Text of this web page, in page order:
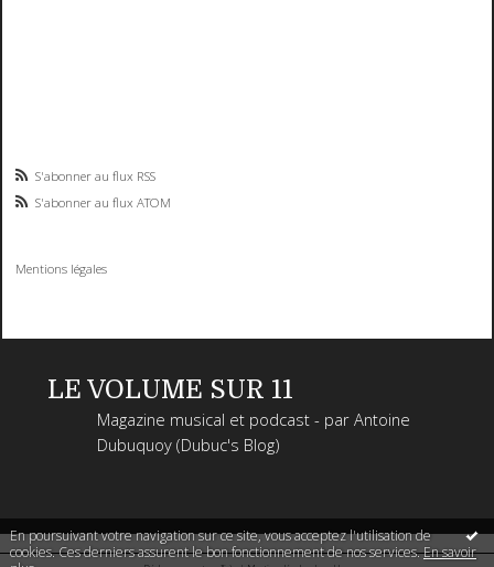
En poursuivant votre navigation sur ce site, vous acceptez l'utilisation de
cookies. Ces derniers assurent le bon fonctionnement de nos services.En savoir
S'abonner au flux RSS
S'abonner au flux ATOM
Mentions légales
LE VOLUME SUR 11
Magazine musical et podcast - par Antoine
Dubuquoy (Dubuc's Blog)